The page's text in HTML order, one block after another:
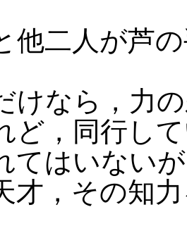
二人が芦
なら，力
ど，同行し
てはいない
才，その知